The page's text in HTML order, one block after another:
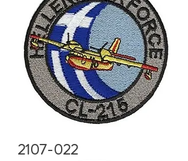
2107-022